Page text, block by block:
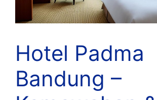
Hotel Padma
Bandung –